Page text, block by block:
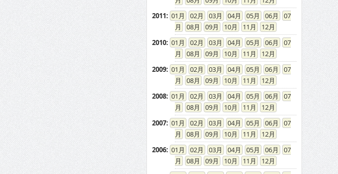
2011: 01 02 03 04 05 06
07
08
09 10 11
12
2010: 01 02 03 04 05 06
07
08
09 10 11
12
2009: 01 02 03 04 05 06
07
08
09 10 11
12
2008: 01 02 03 04 05 06
07
08
09 10 11
12
2007: 01 02 03 04 05 06
07
08
09 10 11
12
2006: 01 02 03 04 05 06
07
08
09 10 11
12